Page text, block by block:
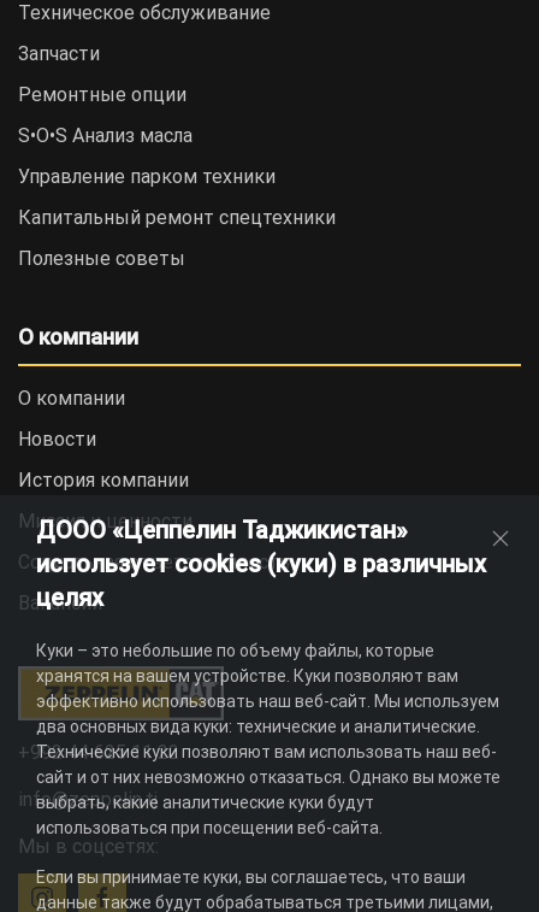
Техническое обслуживание
Запчасти
Ремонтные опции
S•O•S Анализ масла
Управление парком техники
Капитальный ремонт спецтехники
Полезные советы
О компании
О компании
Новости
История компании
Миссия и ценности
Социальная ответственность
Вакансии
+992 44 625 11 22
info@zeppelin.tj
Мы в соцсетях:
ДООО «Цеппелин Таджикистан»
использует cookies (куки) в различных
целях
Куки – это небольшие по объему файлы, которые
хранятся на вашем устройстве. Куки позволяют вам
эффективно использовать наш веб-сайт. Мы используем
два основных вида куки: технические и аналитические.
Технические куки позволяют вам использовать наш веб-
сайт и от них невозможно отказаться. Однако вы можете
выбрать, какие аналитические куки будут
использоваться при посещении веб-сайта.
Если вы принимаете куки, вы соглашаетесь, что ваши
данные также будут обрабатываться третьими лицами,